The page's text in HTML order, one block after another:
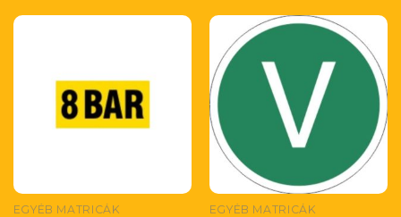
EGYÉB MATRICÁK EGYÉB MATRICÁK